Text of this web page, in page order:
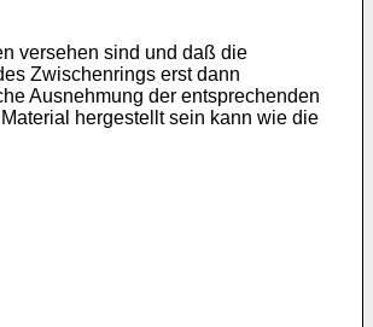
versehen sind und daß die
Zwischenrings erst dann
Ausnehmung der entsprechenden
hergestellt sein kann wie die